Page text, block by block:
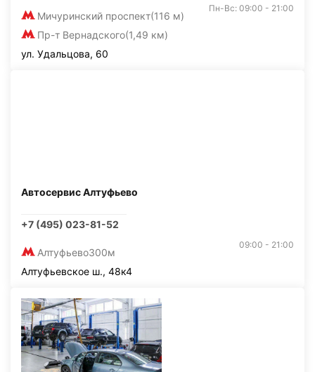
Мичуринский проспект(116 м)
Пр-т Вернадского(1,49 км)
Пн-Вс: 09:00 - 21:00
ул. Удальцова, 60
Автосервис Алтуфьево
+7 (495) 023-81-52
Алтуфьево300м
09:00 - 21:00
Алтуфьевское ш., 48к4